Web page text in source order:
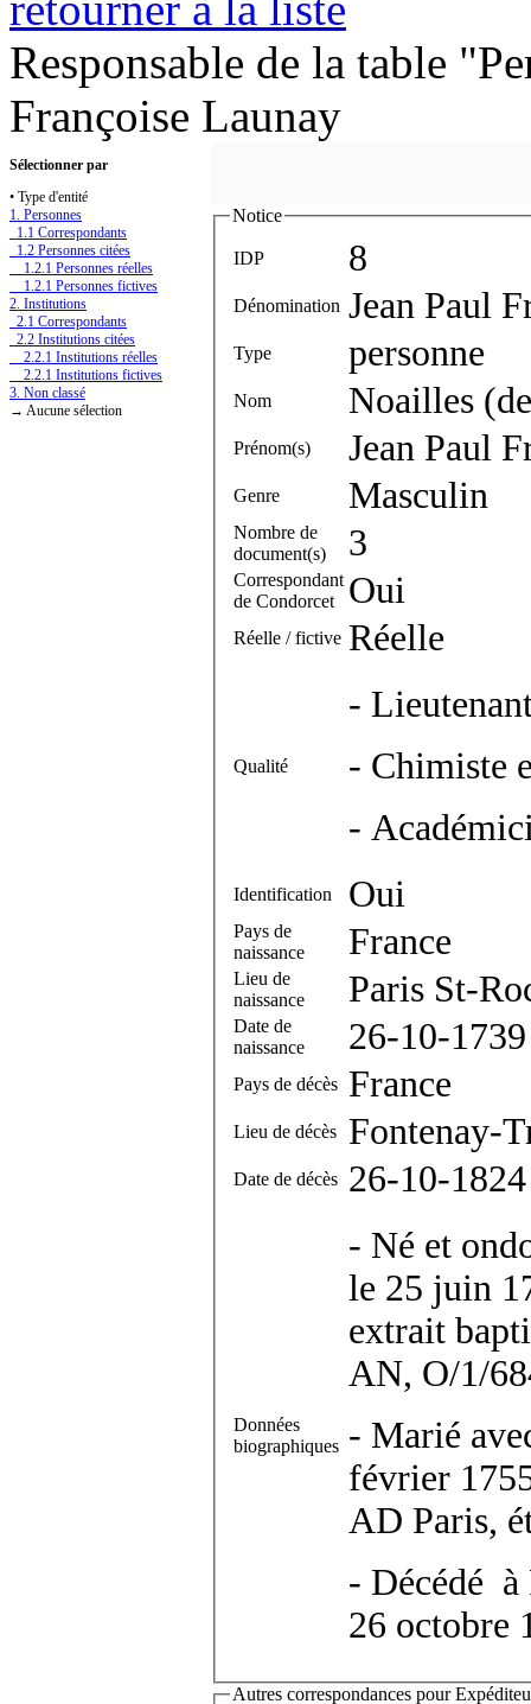
Responsable de la table
Françoise Launay
Sélectionner par
• Type d'entité
1. Personnes
1.1 Correspondants
1.2 Personnes citées
1.2.1 Personnes réelles
1.2.1 Personnes fictives
2. Institutions
2.1 Correspondants
2.2 Institutions citées
2.2.1 Institutions réelles
2.2.1 Institutions fictives
3. Non classé
→ Aucune sélection
Notice
IDP 8
Dénomination Jean Paul
Type personne
Nom Noailles
Prénom(s) Jean Paul
Genre Masculin
Nombre de
document(s)
3
Correspondant
de Condorcet
Oui
Réelle / fictive Réelle
Qualité
-
- Chimiste
-
Identification Oui
Pays de
naissance
France
Lieu de
naissance
Paris St-
Date de
naissance
26-10-1739
Pays de décès France
Lieu de décès Fontenay-
Date de décès 26-10-1824
Données
biographiques
- Né et
le 25 juin
extrait
AN, O/1/
- Marié
février
AD Paris,
- Décédé à
26 octobre
Autres correspondances pour